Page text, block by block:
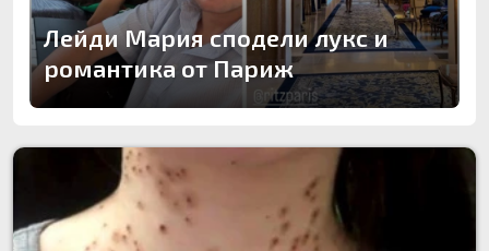
Лейди Мария сподели лукс и
романтика от Париж